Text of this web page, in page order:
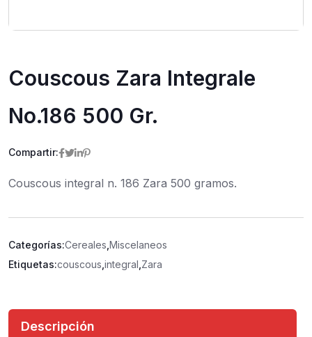
Couscous Zara Integrale
No.186 500 Gr.
Compartir:
Couscous integral n. 186 Zara 500 gramos.
Categorías:Cereales Miscelaneos
Etiquetas:couscous integral Zara
Descripción